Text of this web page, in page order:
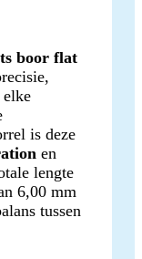
boor flat
is deze
en
lengte
6,00 mm
tussen